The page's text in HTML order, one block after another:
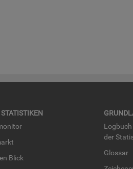
Blick
der
Glos­sar